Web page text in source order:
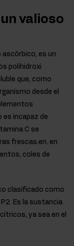
valioso
es un
polihidroxi
que, como
desde el
es incapaz de
C se
frescas.en. en
coles de
clasificado como
Es la sustancia
ya sea en el